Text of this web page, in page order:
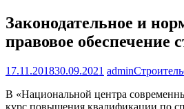
Законодательное и
правовое обеспечение
17.11.201830.09.2021 admin
В «Национальной центра
курс повышения квалификации по